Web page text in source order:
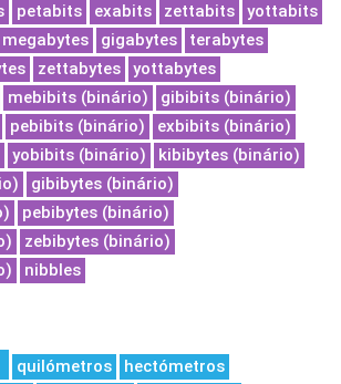
petabits exabits zettabits
yottabits
megabytes gigabytes
terabytes
zettabytes
yottabytes
mebibits (binário)
gibibits (binário)
pebibits (binário)
exbibits (binário)
yobibits (binário)
kibibytes (binário)
gibibytes (binário)
pebibytes (binário)
zebibytes (binário)
nibbles
quilómetros
hectómetros